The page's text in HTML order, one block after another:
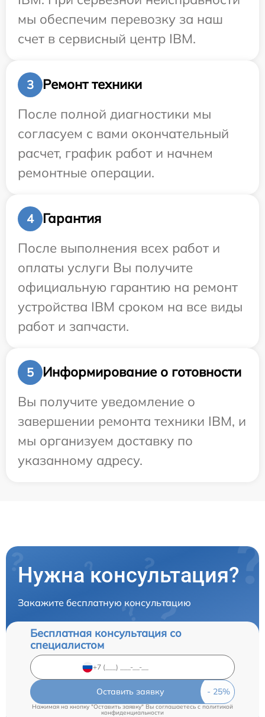
мы обеспечим перевозку за наш
счет в сервисный центр IBM.
3
Ремонт техники
После полной диагностики мы
согласуем с вами окончательный
расчет, график работ и начнем
ремонтные операции.
4
Гарантия
После выполнения всех работ и
оплаты услуги Вы получите
официальную гарантию на ремонт
устройства IBM сроком на все виды
работ и запчасти.
5
Информирование о готовности
Вы получите уведомление о
завершении ремонта техники IBM, и
мы организуем доставку по
указанному адресу.
Нужна консультация?
Закажите бесплатную консультацию
Бесплатная консультация со
специалистом
Оставить заявку
Нажимая на кнопку "Оставить заявку" Вы соглашаетесь cполитикой
конфиденциальности